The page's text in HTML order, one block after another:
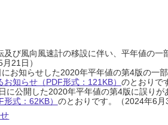
及び風向風速計の移設に伴い、平年値の一
21日）
お知らせした2020年平年値の第4版の一
知らせ（PDF形式：121KB） のとおりで
に公開した2020年平年値の第4版に誤り
式：62KB） のとおりです。（2024年6月3